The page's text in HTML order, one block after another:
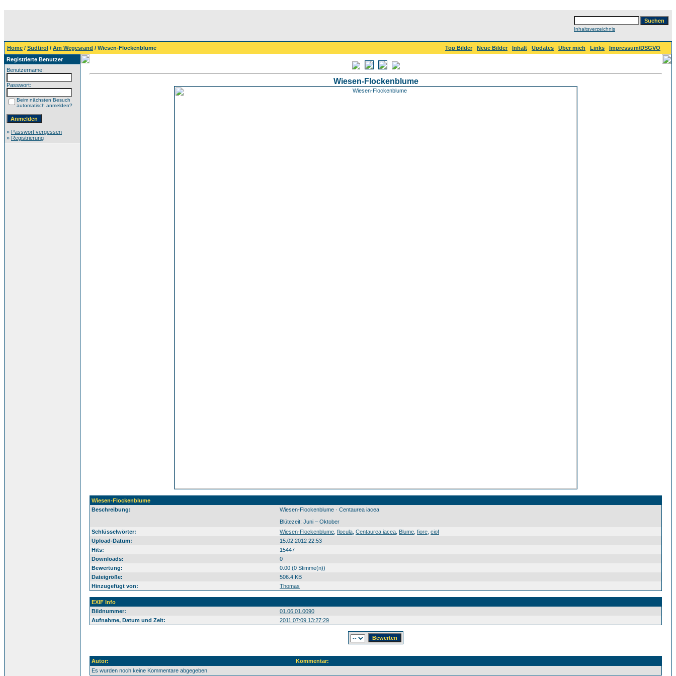
Inhaltsverzeichnis
Home / Südtirol / Am Wegesrand / Wiesen-Flockenblume Top Bilder Neue Bilder Inhalt Updates Über mich Links
Impressum/DSGVO
Registrierte Benutzer
Benutzername:
Passwort:
Beim nächsten Besuch
automatisch anmelden?
» Passwort vergessen
» Registrierung
Wiesen-Flockenblume
Wiesen-Flockenblume
Beschreibung:
Wiesen-Flockenblume · Centaurea iacea
Blütezeit: Juni – Oktober
Schlüsselwörter: Wiesen-Flockenblume flocula Centaurea iacea Blume fiore ciof
Upload-Datum:
15.02.2012 22:53
Hits:
15447
Downloads:
0
Bewertung:
0.00 (0 Stimme(n))
Dateigröße:
506.4 KB
Hinzugefügt von:
Thomas
EXIF Info
Bildnummer:
01.06.01.0090
Aufnahme, Datum und Zeit:
2011:07:09 13:27:29
Autor:
Kommentar:
Es wurden noch keine Kommentare abgegeben.